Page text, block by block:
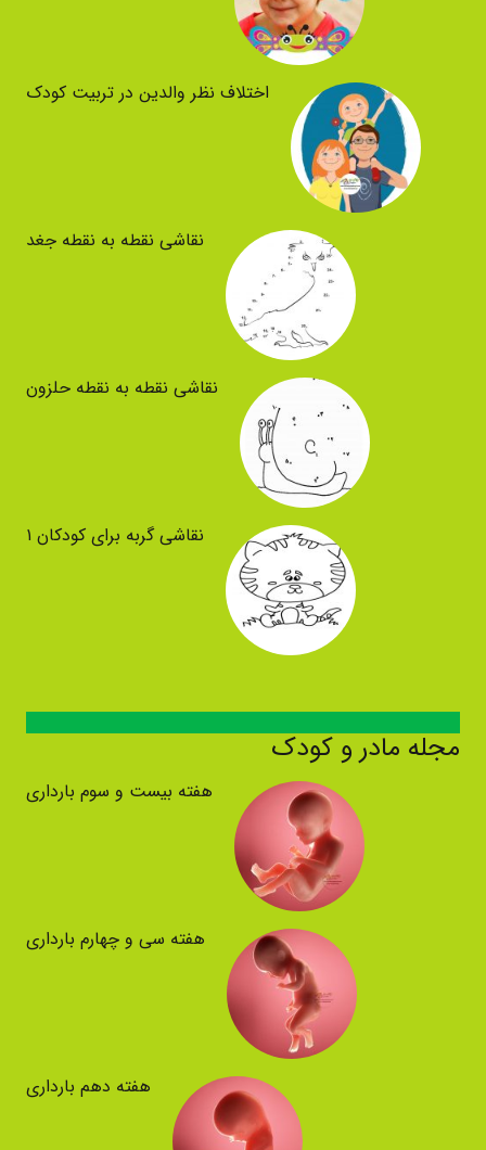
اختلاف نظر والدین در تربیت کودک
نقاشی نقطه به نقطه جغد
نقاشی نقطه به نقطه حلزون
نقاشی گربه برای کودکان ۱
مجله مادر و کودک
هفته بیست و سوم بارداری
هفته سی و چهارم بارداری
هفته دهم بارداری